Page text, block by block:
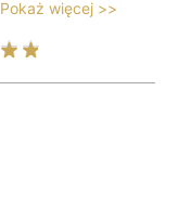
Pokaż więcej >>